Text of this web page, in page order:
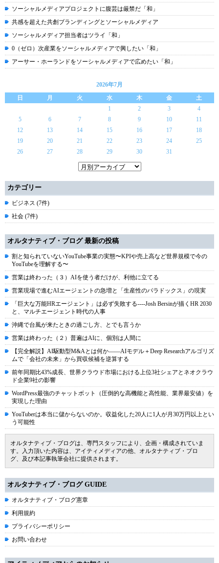
ソーシャルメディアプロジェクトに腹芸は厳禁だ「和」
共感を超えた共創ブランディングとソーシャルメディア
ソーシャルメディア担当者はツライ「和」
0（ゼロ）次産業をソーシャルメディアで興したい「和」
アーサー・ホーランドをソーシャルメディアで広めたい「和」
2026年7月
日
月 火 水 木 金
土
1
2 3
4
5
6 7 8 9 10
11
12
13 14 15 16 17
18
19
20 21 22 23 24
25
26
27 28 29 30 31
カテゴリー
ビジネス (7件)
社会 (7件)
オルタナティブ・ブログ 最新の投稿
割と知られていないYouTube事業の実態〜KPIや売上高など世界規模で今の
YouTubeを理解する〜
営業は終わった（３）AIを使う者だけが、利他に立てる
営業現場で進むAIエージェントの急増と「生産性のパラドックス」の現実
「巨大な万能HRエージェント」は必ず失敗する----Josh Bersinが描くHR 2030
と、マルチエージェント時代の人事
沖縄で台風が来たときの過ごし方、とでも言うか
営業は終わった（２）普遍はAIに、個別は人間に
【完全解説】AI駆動型M&Aとは何か――AIモデル＋Deep Researchアルゴリズ
ムで「会社の未来」から買収候補を逆算する
前年同期比43%成長、世界クラウド市場における上位3社シェアとネオクラウ
ド企業9社の影響
WordPress最強のチャットボット（圧倒的な高機能と高性能、業界最安値）を
実現した理由
YouTuberは本当に儲からないのか。収益化した20人に1人が月30万円以上とい
う可能性
オルタナティブ・ブログは、専門スタッフにより、企画・構成されていま
す。入力頂いた内容は、アイティメディアの他、オルタナティブ・ブロ
グ、及び本記事執筆会社に提供されます。
オルタナティブ・ブログ GUIDE
オルタナティブ・ブログ憲章
利用規約
プライバシーポリシー
お問い合わせ